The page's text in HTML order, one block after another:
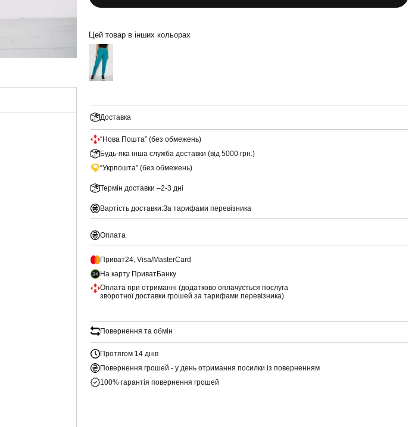
Цей товар в інших кольорах
Доставка
“Нова Пошта” (без обмежень)
Будь-яка інша служба доставки (від 5000 грн.)
“Укрпошта” (без обмежень)
Термін доставки –2-3 дні
Вартість доставки:За тарифами перевізника
Оплата
Приват24, Visa/MasterCard
На карту ПриватБанку
Оплата при отриманні (додатково оплачується послуга
зворотної доставки грошей за тарифами перевізника)
Повернення та обмін
Протягом 14 днів
Повернення грошей - у день отримання посилки із поверненням
100% гарантія повернення грошей